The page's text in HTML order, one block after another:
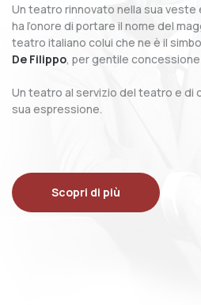
Un teatro rinnovato nella sua veste
ha l’onore di portare il nome del
teatro italiano colui che ne è il
De Filippo, per gentile
Un teatro al servizio del teatro e di
sua espressione.
Scopri di più